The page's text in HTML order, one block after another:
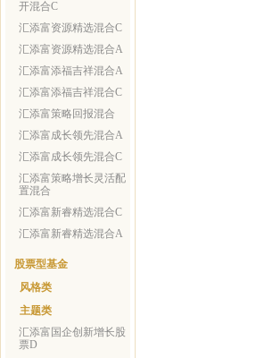
开混合C
汇添富资源精选混合C
汇添富资源精选混合A
汇添富添福吉祥混合A
汇添富添福吉祥混合C
汇添富策略回报混合
汇添富成长领先混合A
汇添富成长领先混合C
汇添富策略增长灵活配
置混合
汇添富新睿精选混合C
汇添富新睿精选混合A
股票型基金
风格类
主题类
汇添富国企创新增长股
票D